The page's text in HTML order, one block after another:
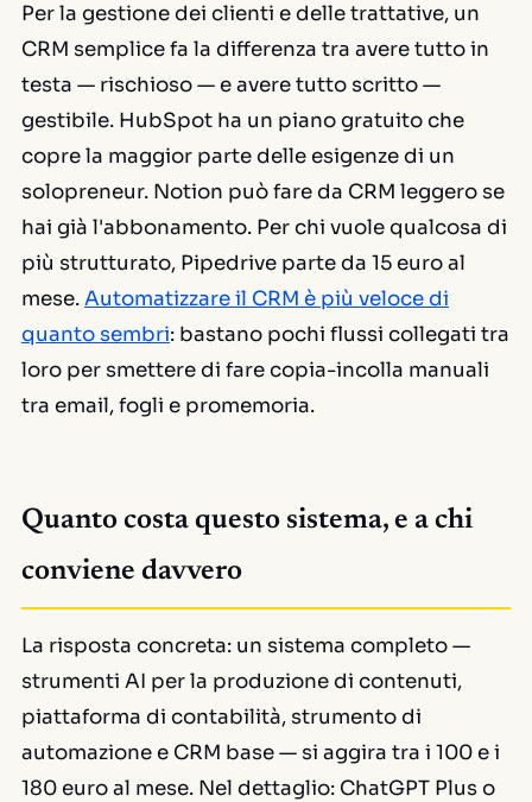
Per la gestione dei clienti e delle trattative, un
CRM semplice fa la differenza tra avere tutto in
testa — rischioso — e avere tutto scritto —
gestibile. HubSpot ha un piano gratuito che
copre la maggior parte delle esigenze di un
solopreneur. Notion può fare da CRM leggero se
hai già l'abbonamento. Per chi vuole qualcosa di
più strutturato, Pipedrive parte da 15 euro al
mese.Automatizzare il CRM è più veloce di
quanto sembri: bastano pochi flussi collegati tra
loro per smettere di fare copia-incolla manuali
tra email, fogli e promemoria.
Quanto costa questo sistema, e a chi
conviene davvero
La risposta concreta: un sistema completo —
strumenti AI per la produzione di contenuti,
piattaforma di contabilità, strumento di
automazione e CRM base — si aggira tra i 100 e i
180 euro al mese. Nel dettaglio: ChatGPT Plus o